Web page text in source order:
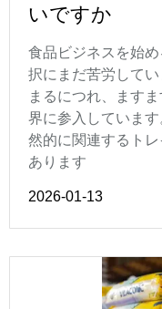
いですか
食品ビジネスを始
択にまだ苦労して
まるにつれ、ます
界に参入していま
然的に関連するト
あります
2026-01-13